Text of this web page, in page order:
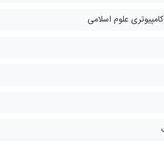
علوم اسلامی